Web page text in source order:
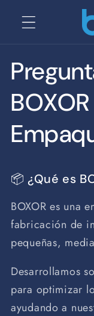
directamente
al contenido
📦 ¿Qué es
BOXOR es una
fabricación de
pequeñas,
Desarrollamos
para optimizar
ayudando a